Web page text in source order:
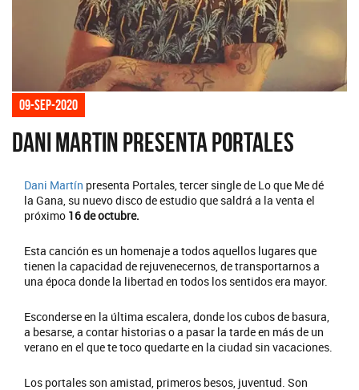
09-sep-2020
Dani Martin presenta Portales
Dani Martín presenta Portales, tercer single de Lo que Me dé
la Gana, su nuevo disco de estudio que saldrá a la venta el
próximo 16 de octubre.
Esta canción es un homenaje a todos aquellos lugares que
tienen la capacidad de rejuvenecernos, de transportarnos a
una época donde la libertad en todos los sentidos era mayor.
Esconderse en la última escalera, donde los cubos de basura,
a besarse, a contar historias o a pasar la tarde en más de un
verano en el que te toco quedarte en la ciudad sin vacaciones.
Los portales son amistad, primeros besos, juventud. Son